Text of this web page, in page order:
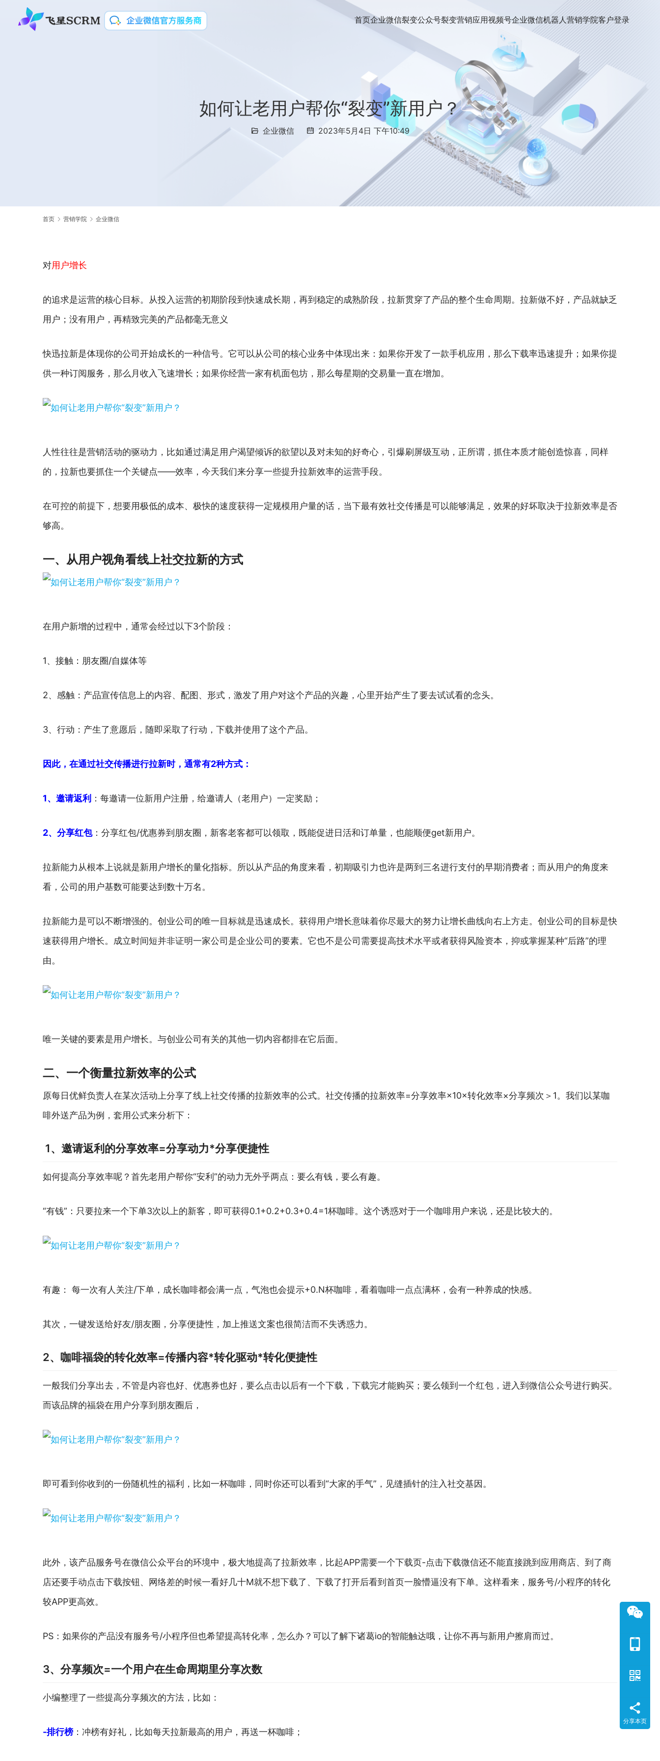
首页企业微信裂变公众号裂变营销应用视频号企业微信机器人营销学院客户登录
如何让老用户帮你“裂变”新用户？
企业微信 2023年5月4日 下午10:49
首页 营销学院 企业微信
对用户增长
的追求是运营的核心目标。从投入运营的初期阶段到快速成长期，再到稳定的成熟阶段，拉新贯穿了产品的整个生命周期。拉新做不好，产品就缺乏
用户；没有用户，再精致完美的产品都毫无意义
快迅拉新是体现你的公司开始成长的一种信号。它可以从公司的核心业务中体现出来：如果你开发了一款手机应用，那么下载率迅速提升；如果你提
供一种订阅服务，那么月收入飞速增长；如果你经营一家有机面包坊，那么每星期的交易量一直在增加。
人性往往是营销活动的驱动力，比如通过满足用户渴望倾诉的欲望以及对未知的好奇心，引爆刷屏级互动，正所谓，抓住本质才能创造惊喜，同样
的，拉新也要抓住一个关键点——效率，今天我们来分享一些提升拉新效率的运营手段。
在可控的前提下，想要用极低的成本、极快的速度获得一定规模用户量的话，当下最有效社交传播是可以能够满足，效果的好坏取决于拉新效率是否
够高。
一、从用户视角看线上社交拉新的方式
在用户新增的过程中，通常会经过以下3个阶段：
1、接触：朋友圈/自媒体等
2、感触：产品宣传信息上的内容、配图、形式，激发了用户对这个产品的兴趣，心里开始产生了要去试试看的念头。
3、行动：产生了意愿后，随即采取了行动，下载并使用了这个产品。
因此，在通过社交传播进行拉新时，通常有2种方式：
1、邀请返利 ：每邀请一位新用户注册，给邀请人（老用户）一定奖励；
2、分享红包：分享红包/优惠券到朋友圈，新客老客都可以领取，既能促进日活和订单量，也能顺便get新用户。
拉新能力从根本上说就是新用户增长的量化指标。所以从产品的角度来看，初期吸引力也许是两到三名进行支付的早期消费者；而从用户的角度来
看，公司的用户基数可能要达到数十万名。
拉新能力是可以不断增强的。创业公司的唯一目标就是迅速成长。获得用户增长意味着你尽最大的努力让增长曲线向右上方走。创业公司的目标是快
速获得用户增长。成立时间短并非证明一家公司是企业公司的要素。它也不是公司需要提高技术水平或者获得风险资本，抑或掌握某种“后路”的理
由。
唯一关键的要素是用户增长。与创业公司有关的其他一切内容都排在它后面。
二、一个衡量拉新效率的公式
原每日优鲜负责人在某次活动上分享了线上社交传播的拉新效率的公式。社交传播的拉新效率=分享效率×10×转化效率×分享频次＞1。我们以某咖
啡外送产品为例，套用公式来分析下：
1、邀请返利的分享效率=分享动力*分享便捷性
如何提高分享效率呢？首先老用户帮你“安利”的动力无外乎两点：要么有钱，要么有趣。
“有钱”：只要拉来一个下单3次以上的新客，即可获得0.1+0.2+0.3+0.4=1杯咖啡。这个诱惑对于一个咖啡用户来说，还是比较大的。
有趣： 每一次有人关注/下单，成长咖啡都会满一点，气泡也会提示+0.N杯咖啡，看着咖啡一点点满杯，会有一种养成的快感。
其次，一键发送给好友/朋友圈，分享便捷性，加上推送文案也很简洁而不失诱惑力。
2、咖啡福袋的转化效率=传播内容*转化驱动*转化便捷性
一般我们分享出去，不管是内容也好、优惠券也好，要么点击以后有一个下载，下载完才能购买；要么领到一个红包，进入到微信公众号进行购买。
而该品牌的福袋在用户分享到朋友圈后，
即可看到你收到的一份随机性的福利，比如一杯咖啡，同时你还可以看到“大家的手气”，见缝插针的注入社交基因。
此外，该产品服务号在微信公众平台的环境中，极大地提高了拉新效率，比起APP需要一个下载页-点击下载微信还不能直接跳到应用商店、到了商
店还要手动点击下载按钮、网络差的时候一看好几十M就不想下载了、下载了打开后看到首页一脸懵逼没有下单。这样看来，服务号/小程序的转化
较APP更高效。
PS：如果你的产品没有服务号/小程序但也希望提高转化率，怎么办？可以了解下诸葛io的智能触达哦，让你不再与新用户擦肩而过。
3、分享频次=一个用户在生命周期里分享次数
小编整理了一些提高分享频次的方法，比如：
-排行榜：冲榜有好礼，比如每天拉新最高的用户，再送一杯咖啡；
分享本页